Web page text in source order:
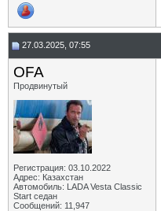
27.03.2025, 07:55
OFA
Продвинутый
Регистрация: 03.10.2022
Адрес: Казахстан
Автомобиль: LADA Vesta Classic
Start седан
Сообщений: 11,947